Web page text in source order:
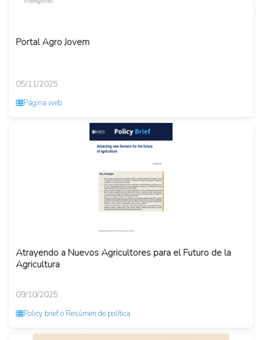
Portal Agro Jovem
05/11/2025
Página web
Atrayendo a Nuevos Agricultores para el Futuro de la
Agricultura
09/10/2025
Policy brief o Resúmen de política